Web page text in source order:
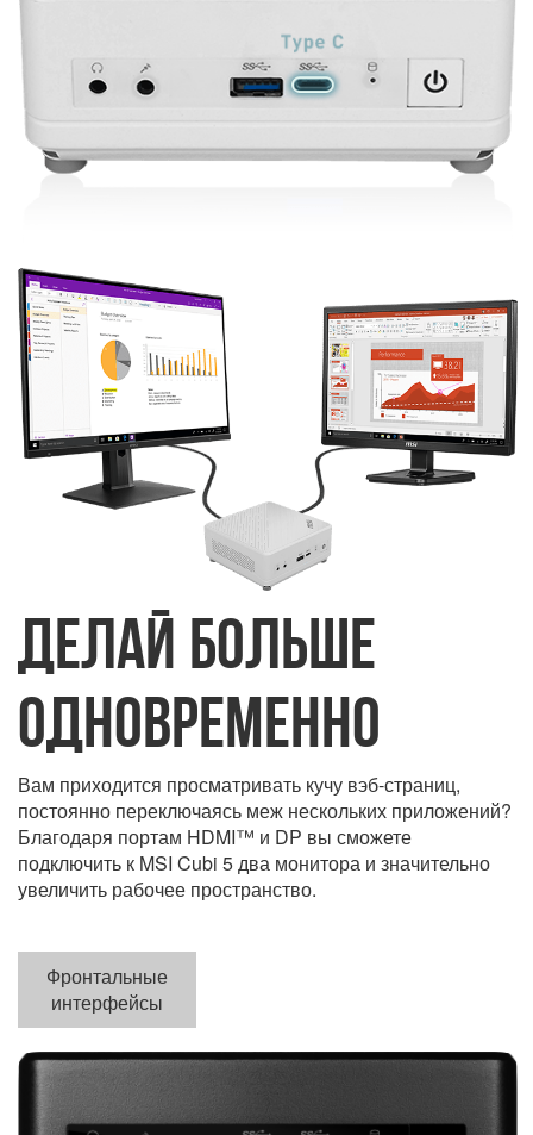
ДЕЛАЙ БОЛЬШЕ
ОДНОВРЕМЕННО
Вам приходится просматривать кучу вэб-страниц,
постоянно переключаясь меж нескольких приложений?
Благодаря портам HDMI™ и DP вы сможете
подключить к MSI Cubi 5 два монитора и значительно
увеличить рабочее пространство.
Фронтальные
интерфейсы